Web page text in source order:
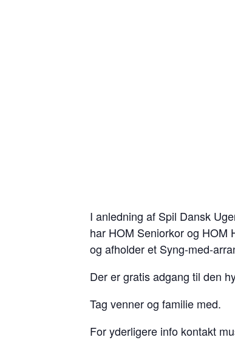
I anledning af Spil Dansk
har HOM Seniorkor og HOM
og afholder et Syng-med-
Der er gratis adgang til den
Tag venner og familie med.
For yderligere info kontakt